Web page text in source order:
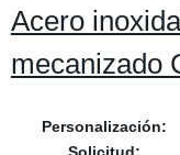
Acero
mecanizado
Personalización: